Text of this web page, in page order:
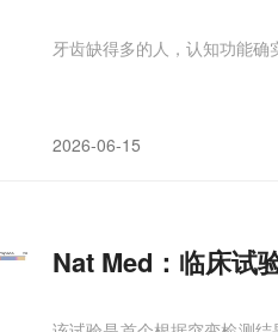
牙齿缺得多的人，认知功能确
2026-06-15
Nat Med：临床试